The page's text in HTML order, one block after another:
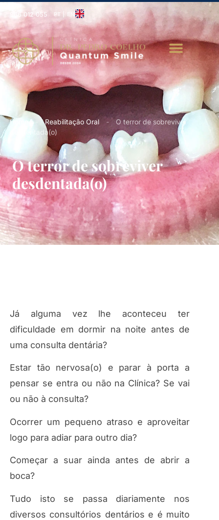
966 012 055 PT | EN
Home - Reabilitação Oral - O terror de sobreviver
desdentada(o)
O terror de sobreviver
desdentada(o)
Já alguma vez lhe aconteceu ter
dificuldade em dormir na noite antes de
uma consulta dentária?
Estar tão nervosa(o) e parar à porta a
pensar se entra ou não na Clínica? Se vai
ou não à consulta?
Ocorrer um pequeno atraso e aproveitar
logo para adiar para outro dia?
Começar a suar ainda antes de abrir a
boca?
Tudo isto se passa diariamente nos
diversos consultórios dentários e é muito